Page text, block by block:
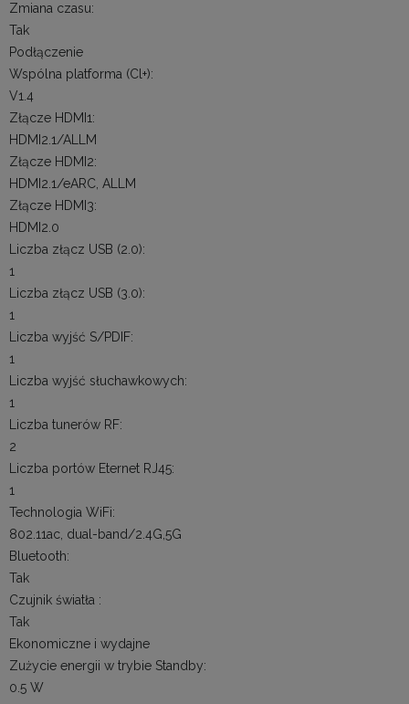
Zmiana czasu:
Tak
Podłączenie
Wspólna platforma (Cl+):
V1.4
Złącze HDMI1:
HDMI2.1/ALLM
Złącze HDMI2:
HDMI2.1/eARC, ALLM
Złącze HDMI3:
HDMI2.0
Liczba złącz USB (2.0):
1
Liczba złącz USB (3.0):
1
Liczba wyjść S/PDIF:
1
Liczba wyjść słuchawkowych:
1
Liczba tunerów RF:
2
Liczba portów Eternet RJ45:
1
Technologia WiFi:
802.11ac, dual-band/2.4G,5G
Bluetooth:
Tak
Czujnik światła :
Tak
Ekonomiczne i wydajne
Zużycie energii w trybie Standby:
0.5 W